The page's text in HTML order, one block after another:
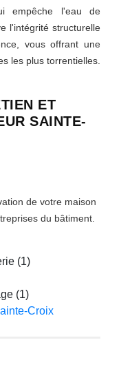
empêche l'eau de
l'intégrité structurelle
vous offrant une
les plus torrentielles.
ET
SAINTE-
de votre maison
du bâtiment.
(1)
(1)
Croix